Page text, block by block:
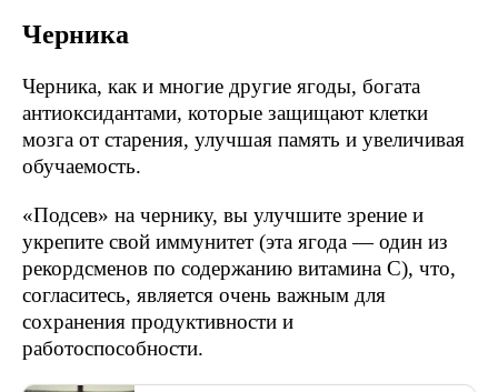
Черника
Черника, как и многие другие ягоды, богата
антиоксидантами, которые защищают клетки
мозга от старения, улучшая память и увеличивая
обучаемость.
«Подсев» на чернику, вы улучшите зрение и
укрепите свой иммунитет (эта ягода — один из
рекордсменов по содержанию витамина С), что,
согласитесь, является очень важным для
сохранения продуктивности и
работоспособности.